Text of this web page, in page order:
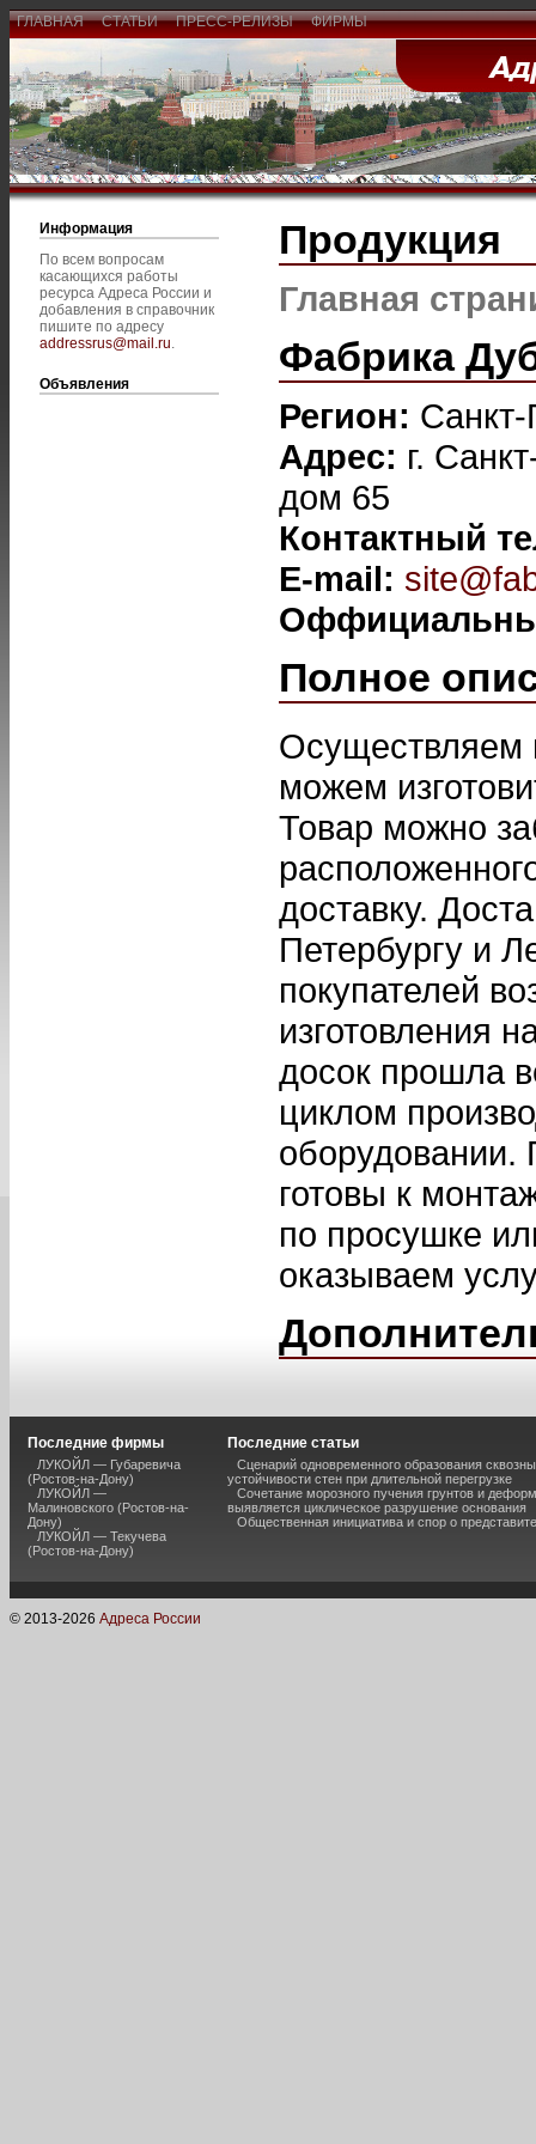
ГЛАВНАЯ СТАТЬИ ПРЕСС-РЕЛИЗЫ ФИРМЫ
Информация
По всем вопросам
касающихся работы
ресурса Адреса России и
добавления в справочник
пишите по адресу
addressrus@mail.ru.
Объявления
Продукция
Главная
Фабрика
Регион: Санкт-
Адрес: г.
дом 65
Контактный
E-mail:
Полное
Осуществляем
можем
Товар можно
доставку.
Петербургу и
покупателей
изготовления
досок прошла
циклом
оборудовании.
готовы к
по просушке
оказываем
Последние фирмы
ЛУКОЙЛ — Губаревича
(Ростов-на-Дону)
ЛУКОЙЛ —
Малиновского (Ростов-на-
Дону)
ЛУКОЙЛ — Текучева
(Ростов-на-Дону)
Последние статьи
Сценарий одновременного образования
устойчивости стен при длительной перегрузке
Сочетание морозного пучения грунтов и
выявляется циклическое разрушение основания
Общественная инициатива и спор о
© 2013-2026 Адреса России